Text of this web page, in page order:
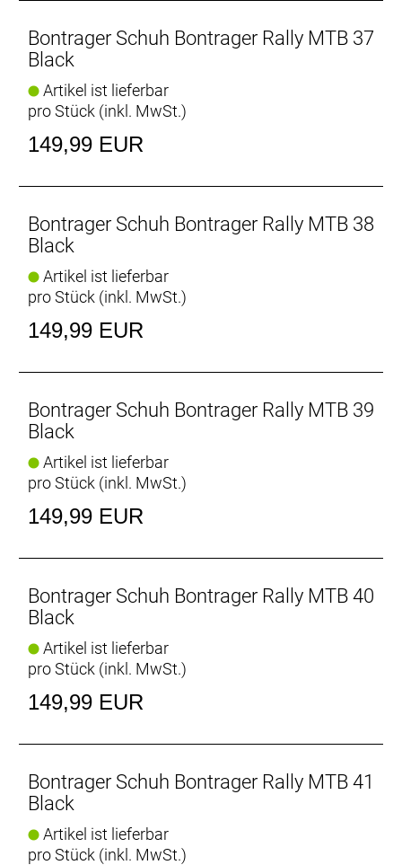
Die große offene Plattform ist kompatibel mit jedem
2-Loch-Cleat und ermöglicht ein einfaches
die beste Position für deinen Fahrstil zu finden.
Festhalten
Langlebige Schnürsenkel erlauben eine individuelle
- Fasergehalt (Liner): 100% Polyester
- Fasergehalt (oben): 55% Polyurethan, 24% Nylon,
21% Polyester
Bontrager Schuh Bontrager Rally MTB 37
Black
Artikel ist lieferbar
pro Stück (inkl. MwSt.)
149,99 EUR
Bontrager Schuh Bontrager Rally MTB 38
Black
Artikel ist lieferbar
pro Stück (inkl. MwSt.)
149,99 EUR
Bontrager Schuh Bontrager Rally MTB 39
Black
Artikel ist lieferbar
pro Stück (inkl. MwSt.)
149,99 EUR
Bontrager Schuh Bontrager Rally MTB 40
Black
Artikel ist lieferbar
pro Stück (inkl. MwSt.)
149,99 EUR
Bontrager Schuh Bontrager Rally MTB 41
Black
Artikel ist lieferbar
pro Stück (inkl. MwSt.)